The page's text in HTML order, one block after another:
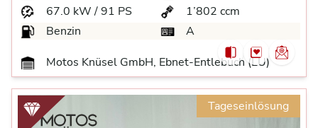
67.0 kW / 91 PS
1’802 ccm
Benzin
A
Motos Knüsel GmbH, Ebnet-Entlebuch (LU)
Tageseinlösung